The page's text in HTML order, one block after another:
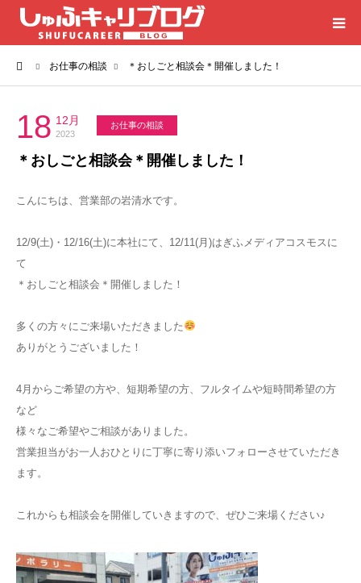
お仕事の相談 ＊おしごと相談会＊開催しました！
18 12月
2023
お仕事の相談
＊おしごと相談会＊開催しました！
こんにちは、営業部の岩清水です。
12/9(土)・12/16(土)に本社にて、12/11(月)はぎふメディアコスモスに
て
＊おしごと相談会＊開催しました！
多くの方々にご来場いただきました
ありがとうございました！
4月からご希望の方や、短期希望の方、フルタイムや短時間希望の方
など
様々なご希望やご相談がありました。
営業担当がお一人おひとりに丁寧に寄り添いフォローさせていただき
ます。
これからも相談会を開催していきますので、ぜひご来場ください♪
HOME
カテゴリー
岐阜のお仕事探しは「しゅふキャリ」
仕事探しのご相談・お問合せ